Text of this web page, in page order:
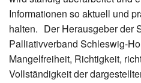
Informationen so aktuell und
halten. Der Herausgeber der
Palliativverband Schleswig-
Mangelfreiheit, Richtigkeit,
Vollständigkeit der